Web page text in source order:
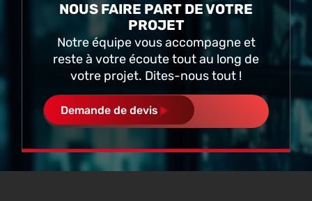
NOUS FAIRE PART DE VOTRE
PROJET
Notre équipe vous accompagne et
reste à votre écoute tout au long de
votre projet. Dites-nous tout !
Demande de devis